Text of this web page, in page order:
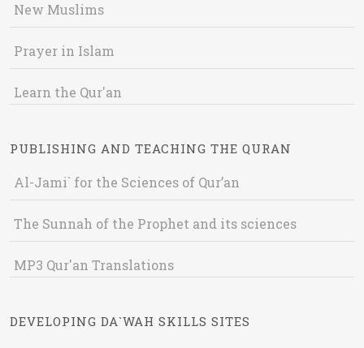
New Muslims
Prayer in Islam
Learn the Qur'an
PUBLISHING AND TEACHING THE QURAN
Al-Jami` for the Sciences of Qur’an
The Sunnah of the Prophet and its sciences
MP3 Qur'an Translations
DEVELOPING DA`WAH SKILLS SITES